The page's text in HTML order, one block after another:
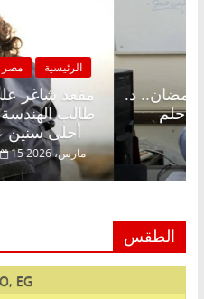
ناس وناس
على الإفطار وبلكونة بلا
فاروق خبير اقتصادي في
الطقس
EG